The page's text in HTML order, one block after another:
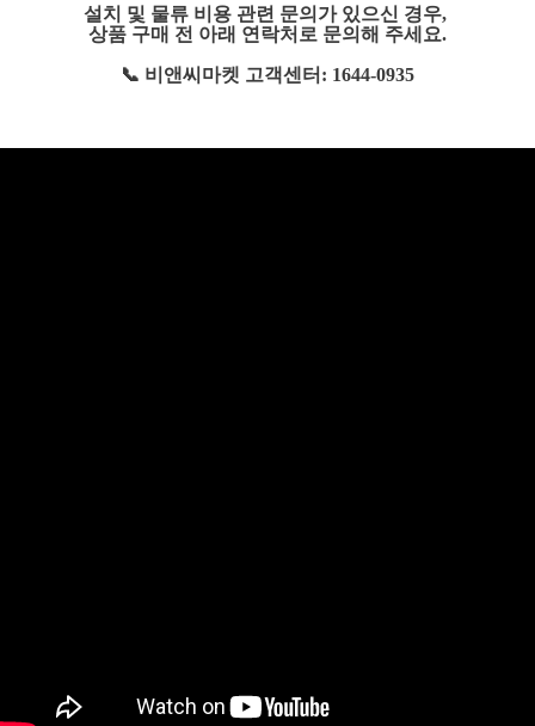
설치 및 물류 비용 관련 문의가 있으신 경우,
상품 구매 전 아래 연락처로 문의해 주세요.
📞 비앤씨마켓 고객센터: 1644-0935